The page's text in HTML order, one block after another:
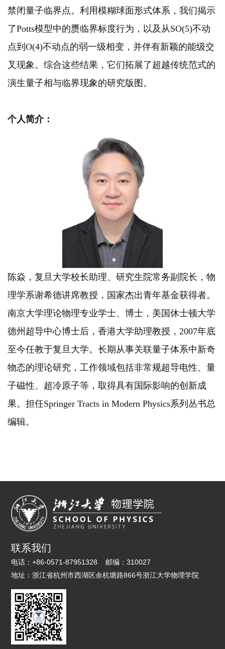
禁闭量子临界点。利用模糊球面形式体系，我们揭示
了Potts模型中的赝临界标度行为，以及从SO(5)不动
点到O(4)不动点的弱一级相变，并伴有新颖的能级交
叉现象。综合这些结果，它们拓展了超越传统范式的
演生量子相与临界现象的研究版图。
个人简介：
陈焱，复旦大学校长助理、研究生院常务副院长，物
理学系谢希德讲席教授，国家杰出青年基金获得者。
南京大学理论物理专业学士、博士，美国休士顿大学
德州超导中心博士后，香港大学助理教授，2007年底
至今任教于复旦大学。长期从事关联量子体系中新奇
物态的理论研究，工作领域包括非常规超导电性、量
子磁性、超冷原子等，取得具有国际影响的创新成
果。担任Springer Tracts in Modern Physics系列丛书总
编辑。
联系我们
电话：+86-0571-87951328 邮编：310027
地址：浙江省杭州市西湖区余杭塘路866号浙江大学物理学院